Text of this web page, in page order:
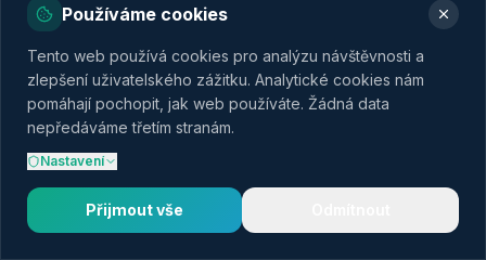
Používáme cookies
Tento web používá cookies pro analýzu návštěvnosti a
zlepšení uživatelského zážitku. Analytické cookies nám
pomáhají pochopit, jak web používáte. Žádná data
nepředáváme třetím stranám.
Nastavení
Přijmout vše